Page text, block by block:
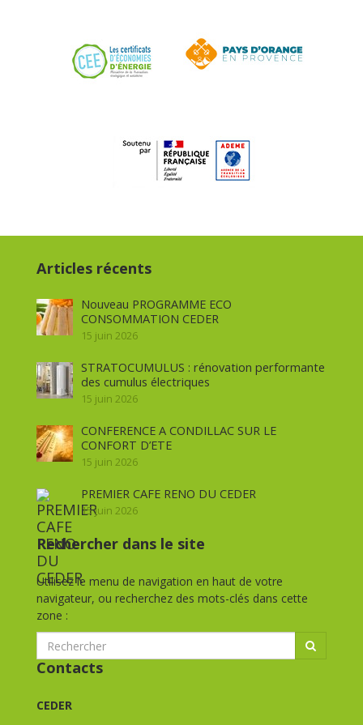
Articles récents
Nouveau PROGRAMME ECO
CONSOMMATION CEDER
15 juin 2026
STRATOCUMULUS : rénovation performante
des cumulus électriques
15 juin 2026
CONFERENCE A CONDILLAC SUR LE
CONFORT D’ETE
15 juin 2026
PREMIER CAFE RENO DU CEDER
15 juin 2026
Rechercher dans le site
Utilisez le menu de navigation en haut de votre
navigateur, ou recherchez des mots-clés dans cette
zone :
Contacts
CEDER